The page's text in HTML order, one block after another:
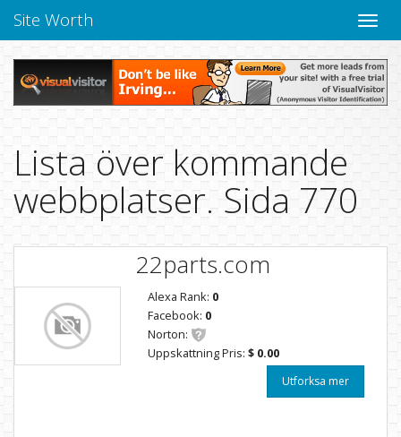
Toggle
Site Worth
Lista över kommande
webbplatser. Sida 770
22parts.com
Alexa Rank: 0
Facebook: 0
Norton:
Uppskattning Pris: $ 0.00
Utforksa mer